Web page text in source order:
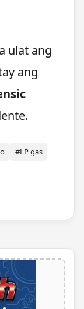
ulat ang
ang
#LP gas